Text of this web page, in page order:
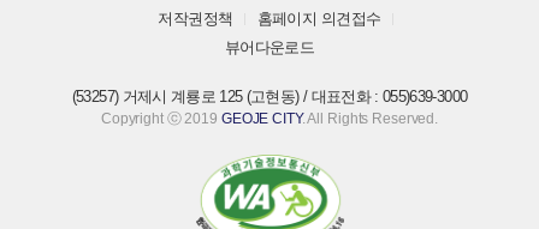
저작권정책
홈페이지 의견접수
뷰어다운로드
(53257) 거제시 계룡로 125 (고현동) / 대표전화 : 055)639-3000
Copyright ⓒ 2019 GEOJE CITY. All Rights Reserved.